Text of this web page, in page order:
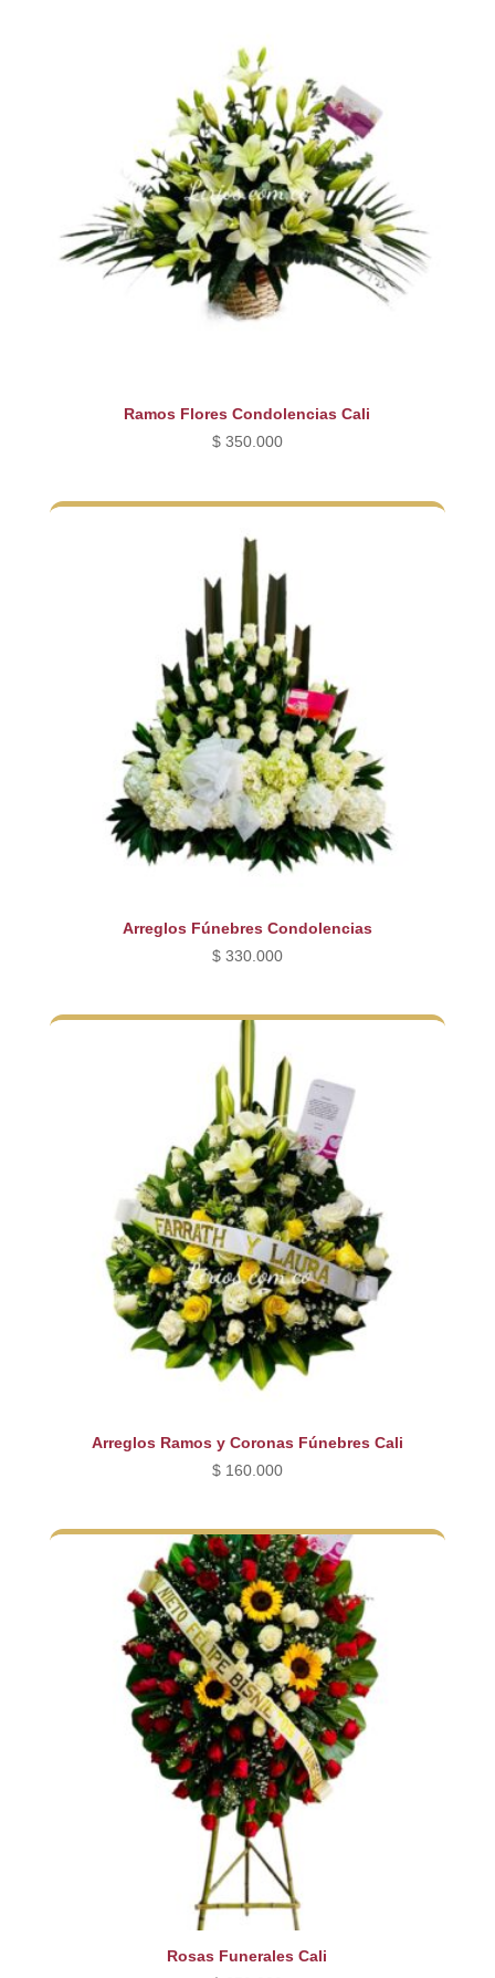
Ramos Flores Condolencias Cali
$350.000
Arreglos Fúnebres Condolencias
$330.000
Arreglos Ramos y Coronas Fúnebres Cali
$160.000
Rosas Funerales Cali